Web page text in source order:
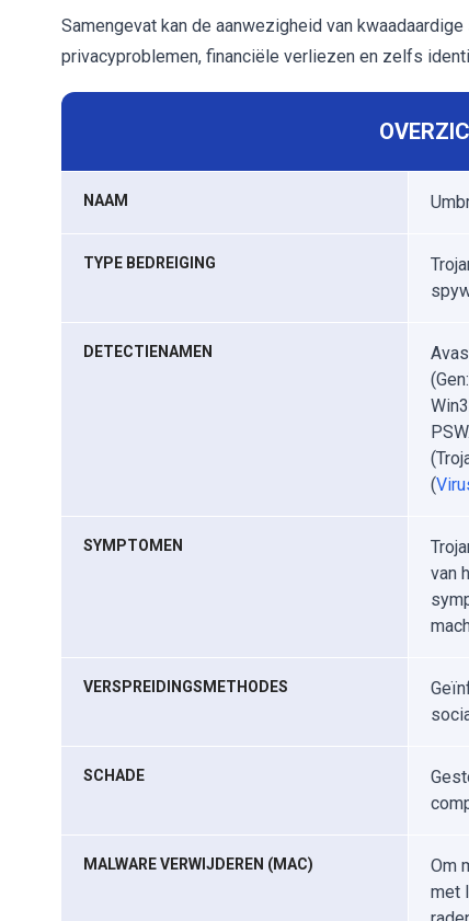
Samengevat kan de aanwezigheid van
privacyproblemen, financiële verliezen en zelfs
NAAM
TYPE BEDREIGING
DETECTIENAMEN
(
SYMPTOMEN
van
VERSPREIDINGSMETHODES
SCHADE
MALWARE VERWIJDEREN (MAC)
Om
met